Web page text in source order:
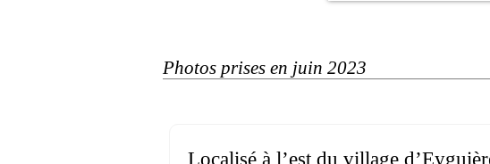
Photos prises en juin 2023
Localisé à l’est du village